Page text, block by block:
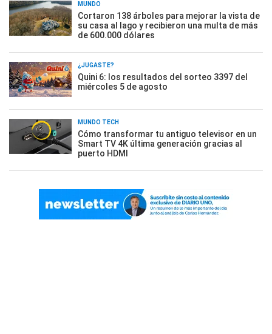
MUNDO
Cortaron 138 árboles para mejorar la vista de
su casa al lago y recibieron una multa de más
de 600.000 dólares
¿JUGASTE?
Quini 6: los resultados del sorteo 3397 del
miércoles 5 de agosto
MUNDO TECH
Cómo transformar tu antiguo televisor en un
Smart TV 4K última generación gracias al
puerto HDMI